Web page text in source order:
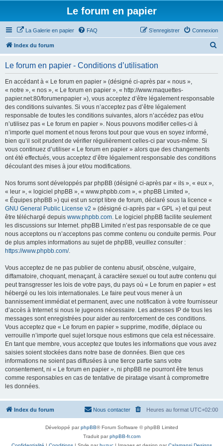
Le forum en papier
La Galerie en papier FAQ Connexion
S’enregistrer
Index du forum
Le forum en papier - Conditions d’utilisation
En accédant à « Le forum en papier » (désigné ci-après par « nous »,
« notre », « nos », « Le forum en papier », « http://www.maquettes-
papier.net:80/forumenpapier »), vous acceptez d’être légalement responsable
des conditions suivantes. Si vous n’acceptez pas d’être légalement
responsable de toutes les conditions suivantes, alors n’accédez pas et/ou
n’utilisez pas « Le forum en papier ». Nous pouvons modifier celles-ci à
n’importe quel moment et nous ferons tout pour que vous en soyez informé,
bien qu’il soit prudent de vérifier régulièrement celles-ci par vous-même. Si
vous continuez d’utiliser « Le forum en papier » alors que des changements
ont été effectués, vous acceptez d’être légalement responsable des conditions
découlant des mises à jour et/ou modifications.
Nos forums sont développés par phpBB (désigné ci-après par « ils », « eux »,
« leur », « logiciel phpBB », « www.phpbb.com », « phpBB Limited »,
« Équipes phpBB ») qui est un script libre de forum, déclaré sous la licence «
GNU General Public License v2 » (désigné ci-après par « GPL ») et qui peut
être téléchargé depuis www.phpbb.com. Le logiciel phpBB facilite seulement
les discussions sur Internet. phpBB Limited n’est pas responsable de ce que
nous acceptons ou n’acceptons pas comme contenu ou conduite permis. Pour
de plus amples informations au sujet de phpBB, veuillez consulter :
https://www.phpbb.com/.
Vous acceptez de ne pas publier de contenu abusif, obscène, vulgaire,
diffamatoire, choquant, menaçant, à caractère sexuel ou tout autre contenu qui
peut transgresser les lois de votre pays, du pays où « Le forum en papier » est
hébergé ou les lois internationales. Le faire peut vous mener à un
bannissement immédiat et permanent, avec une notification à votre fournisseur
d’accès à Internet si nous le jugeons nécessaire. Les adresses IP de tous les
messages sont enregistrées pour aider au renforcement de ces conditions.
Vous acceptez que « Le forum en papier » supprime, modifie, déplace ou
verrouille n’importe quel sujet lorsque nous estimons que cela est nécessaire.
En tant que membre, vous acceptez que toutes les informations que vous avez
saisies soient stockées dans notre base de données. Bien que ces
informations ne soient pas diffusées à une tierce partie sans votre
consentement, ni « Le forum en papier », ni phpBB ne pourront être tenus
comme responsables en cas de tentative de piratage visant à compromettre
les données.
Index du forum Heures au format UTC+02:00
Nous contacter
Développé parphpBB® Forum Software © phpBB Limited
Traduit parphpBB-fr.com